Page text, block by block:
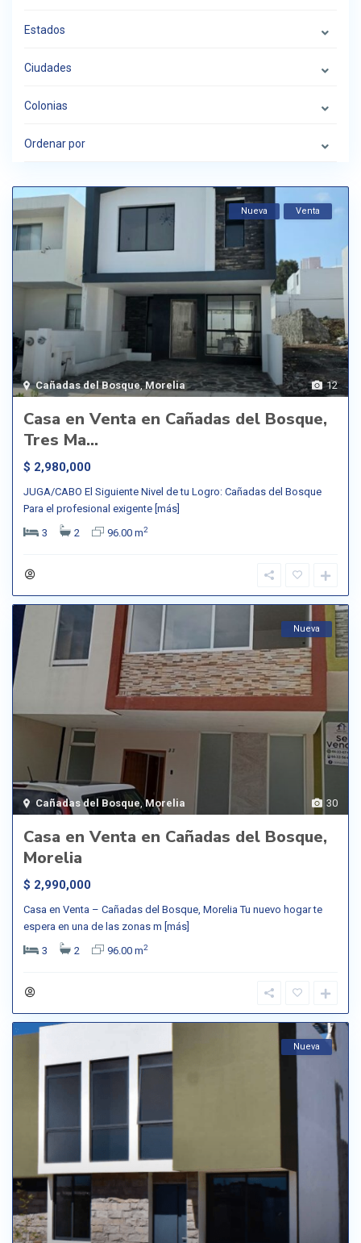
Estados
Ciudades
Colonias
Ordenar por
12
Cañadas del Bosque,Morelia
Nueva Venta
Casa en Venta en Cañadas del Bosque,
Tres Ma...
$ 2,980,000
JUGA/CABO El Siguiente Nivel de tu Logro: Cañadas del Bosque
Para el profesional exigente [más]
3
2 96.00 m2
30
Cañadas del Bosque,Morelia
Nueva
Casa en Venta en Cañadas del Bosque,
Morelia
$ 2,990,000
Casa en Venta – Cañadas del Bosque, Morelia Tu nuevo hogar te
espera en una de las zonas m [más]
3
2 96.00 m2
Nueva